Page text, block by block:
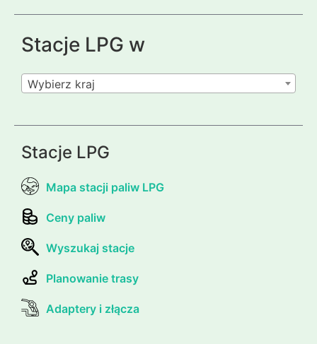
Stacje LPG w
Wybierz kraj
Stacje LPG
Mapa stacji paliw LPG
Ceny paliw
Wyszukaj stacje
Planowanie trasy
Adaptery i złącza